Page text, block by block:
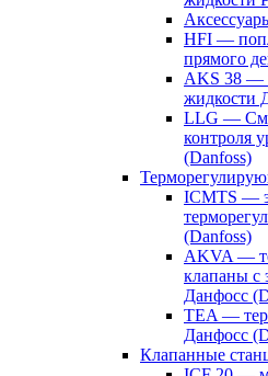
HFI —
прямого
AKS 38 —
жидкости
LLG —
контроля
(Danfoss)
ICMTS —
(Danfoss)
AKVA —
клапаны с
Данфосс
TEA —
Данфосс
Клапанные